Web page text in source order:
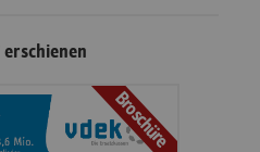
erschienen
Broschüre